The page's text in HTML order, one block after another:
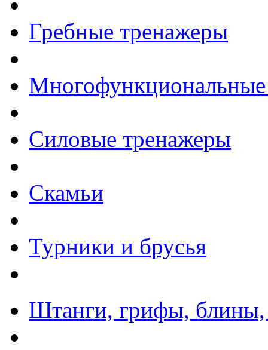
Гребные тренажеры
Силовые тренажеры
Скамьи
Турники и брусья
Штанги, грифы, блины,